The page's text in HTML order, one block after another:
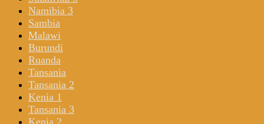
Namibia 3
Sambia
Malawi
Burundi
Ruanda
Tansania
Tansania 2
Kenia 1
Tansania 3
Kenia 2